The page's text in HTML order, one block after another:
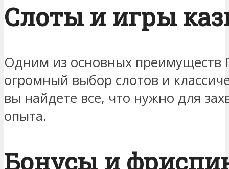
Слоты и игры
Одним из основных преимуществ
огромный выбор слотов и
вы найдете все, что нужно для
опыта.
Бонусы и